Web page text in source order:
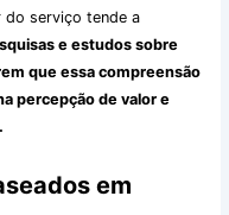
do serviço tende a
e estudos sobre
que essa compreensão
percepção de valor e
em